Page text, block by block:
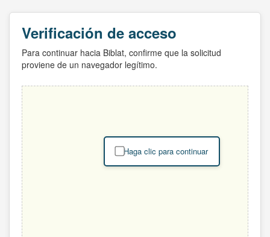
Verificación de acceso
Para continuar hacia Biblat, confirme que la solicitud
proviene de un navegador legítimo.
Haga clic para continuar